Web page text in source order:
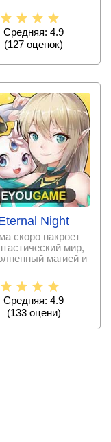
завоевать
Средняя: 4.9
(127 оценок)
Night
скоро накроет
мир,
магией и
Средняя: 4.9
(133оцени)